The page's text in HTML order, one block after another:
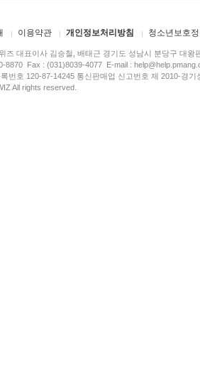
이용약관 개인정보처리방침 청소년보호
즈 대표이사 김승철, 배태근 경기도 성남시 분당구 대왕
8870 Fax : (031)8039-4077 E-mail :
번호 120-87-14245 통신판매업 신고번호 제 2010-경
All rights reserved.